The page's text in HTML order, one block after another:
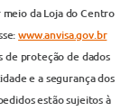
da Loja do Centro
www.anvisa.gov.br
de proteção de dados
e a segurança dos
estão sujeitos à